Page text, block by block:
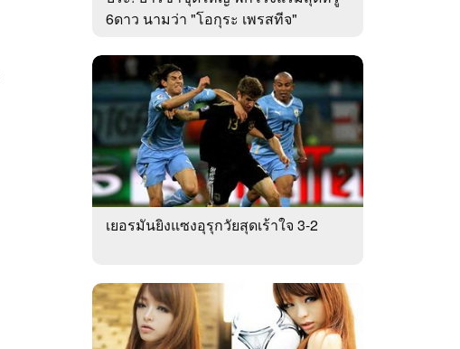
6ดาว นามว่า "โอกุระ เพรสทีจ"
เยอรมันยิงแซงอุรุกวัยสุดเร้าใจ 3-2